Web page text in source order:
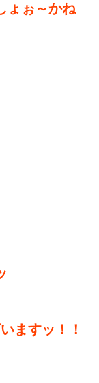
ょぉ～かね
ますッ！！